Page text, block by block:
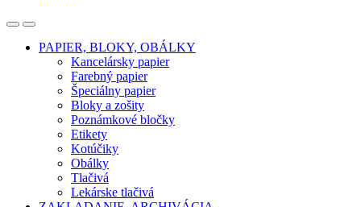
OpenClose
PAPIER, BLOKY, OBÁLKY
Kancelársky papier
Farebný papier
Špeciálny papier
Bloky a zošity
Poznámkové bločky
Etikety
Kotúčiky
Obálky
Tlačivá
Lekárske tlačivá